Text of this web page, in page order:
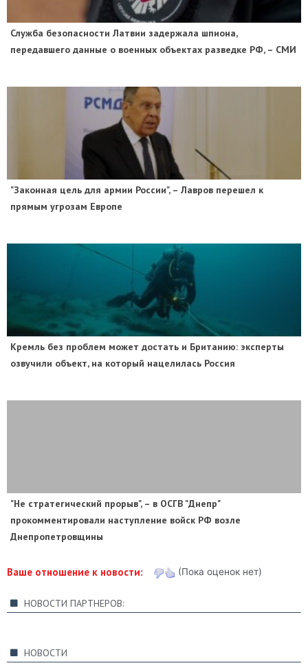
Служба безопасности Латвии задержала шпиона,
передавшего данные о военных объектах разведке РФ, – СМИ
"Законная цель для армии России", – Лавров перешел к
прямым угрозам Европе
​Кремль без проблем может достать и Британию: эксперты
озвучили объект, на который нацелилась Россия
"Не стратегический прорыв", – в ОСГВ "Днепр"
прокомментировали наступление войск РФ возле
Днепропетровщины
Ваше отношение к новости: (Пока оценок нет)
НОВОСТИ ПАРТНЕРОВ:
НОВОСТИ